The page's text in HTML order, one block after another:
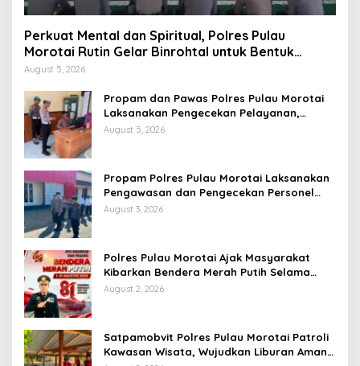
Perkuat Mental dan Spiritual, Polres Pulau
Morotai Rutin Gelar Binrohtal untuk Bentuk
Personel Berintegritas
August 5, 2026
Propam dan Pawas Polres Pulau Morotai
Laksanakan Pengecekan Pelayanan,
Pastikan Masyarakat Mendapat
August 5, 2026
Propam Polres Pulau Morotai Laksanakan
Pengawasan dan Pengecekan Personel
Saat Apel Serah Terima Piket Fungsi
August 3, 2026
Polres Pulau Morotai Ajak Masyarakat
Kibarkan Bendera Merah Putih Selama
Bulan Kemerdekaan
August 2, 2026
Satpamobvit Polres Pulau Morotai Patroli
Kawasan Wisata, Wujudkan Liburan Aman